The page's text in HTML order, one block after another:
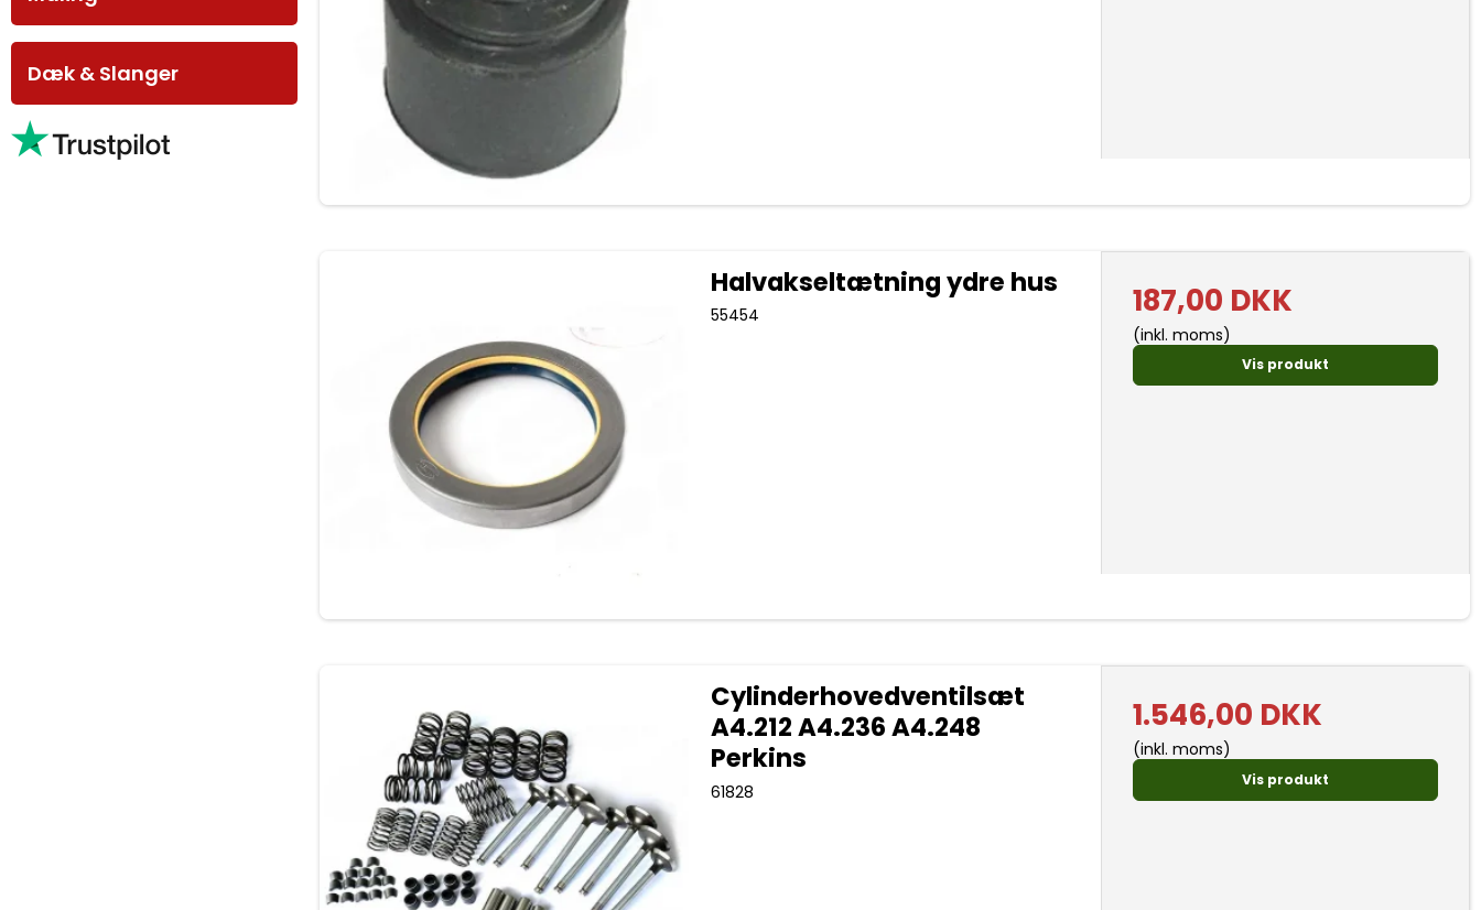
Dæk & Slanger
Halvakseltætning ydre hus
55454 187,00 DKK
(inkl. moms)
Vis produkt
Cylinderhovedventilsæt
A4.212 A4.236 A4.248
Perkins
61828
1.546,00 DKK
(inkl. moms)
Vis produkt